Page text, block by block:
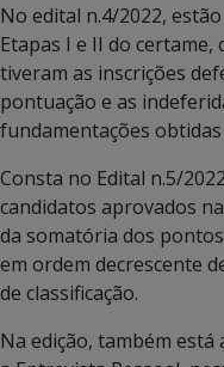
No edital n.4/2022,
Etapas I e II do certame,
tiveram as inscrições
pontuação e as
fundamentações
Consta no Edital n.5/
candidatos aprovados
da somatória dos
em ordem decrescente
de classificação.
Na edição, também está